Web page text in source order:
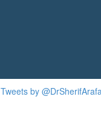
Tweets by